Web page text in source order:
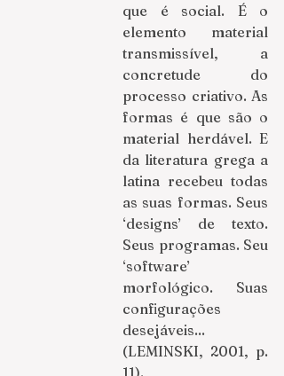
que é social. É o
elemento material
transmissível, a
concretude do
processo criativo. As
formas é que são o
material herdável. E
da literatura grega a
latina recebeu todas
as suas formas. Seus
‘designs’ de texto.
Seus programas. Seu
‘software’
morfológico. Suas
configurações
desejáveis...
(LEMINSKI, 2001, p.
11).